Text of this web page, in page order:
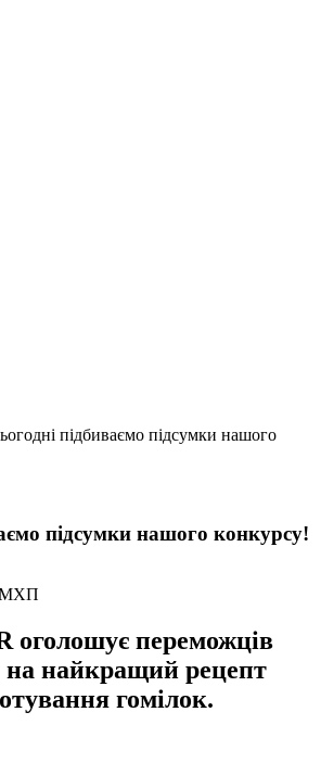
підбиваємо підсумки нашого
підсумки нашого конкурсу!
оголошує переможців
на найкращий рецепт
гомілок.